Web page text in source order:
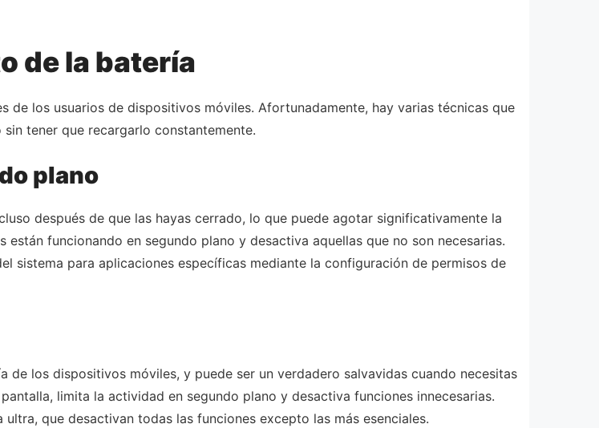
de la batería
de los usuarios de dispositivos móviles. Afortunadamente, hay varias técnicas que
tener que recargarlo constantemente.
plano
después de que las hayas cerrado, lo que puede agotar significativamente la
funcionando en segundo plano y desactiva aquellas que no son necesarias.
sistema para aplicaciones específicas mediante la configuración de permisos de
de los dispositivos móviles, y puede ser un verdadero salvavidas cuando necesitas
limita la actividad en segundo plano y desactiva funciones innecesarias.
que desactivan todas las funciones excepto las más esenciales.